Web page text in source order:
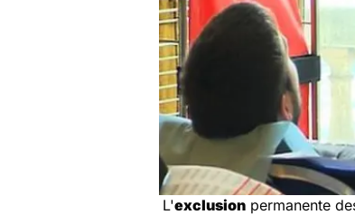
L'exclusion permanente